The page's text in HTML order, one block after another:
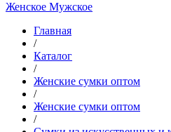
Женское Мужское
Главная
/
Каталог
/
Женские сумки оптом
/
Женские сумки оптом
/